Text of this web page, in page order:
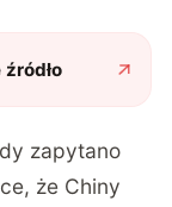
zapytano
że Chiny